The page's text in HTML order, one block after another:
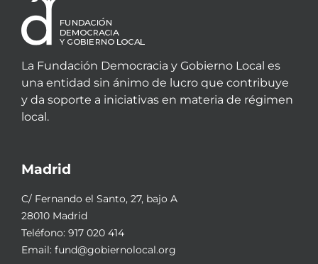
La Fundación Democracia y Gobierno Local es
una entidad sin ánimo de lucro que contribuye
y da soporte a iniciativas en materia de régimen
local.
Madrid
C/ Fernando el Santo, 27, bajo A
28010 Madrid
Teléfono: 917 020 414
Email: fund@gobiernolocal.org